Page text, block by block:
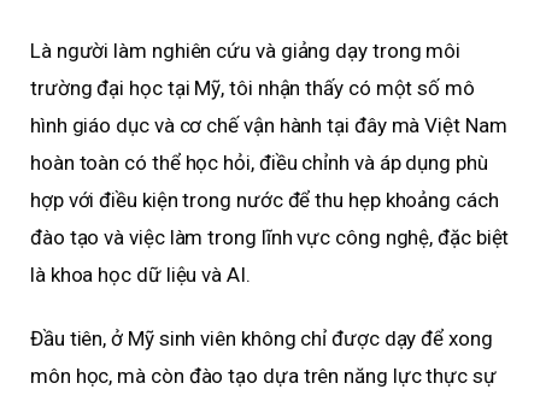
Là người làm nghiên cứu và giảng dạy trong môi
trường đại học tại Mỹ, tôi nhận thấy có một số mô
hình giáo dục và cơ chế vận hành tại đây mà Việt Nam
hoàn toàn có thể học hỏi, điều chỉnh và áp dụng phù
hợp với điều kiện trong nước để thu hẹp khoảng cách
đào tạo và việc làm trong lĩnh vực công nghệ, đặc biệt
là khoa học dữ liệu và AI.
Đầu tiên, ở Mỹ sinh viên không chỉ được dạy để xong
môn học, mà còn đào tạo dựa trên năng lực thực sự